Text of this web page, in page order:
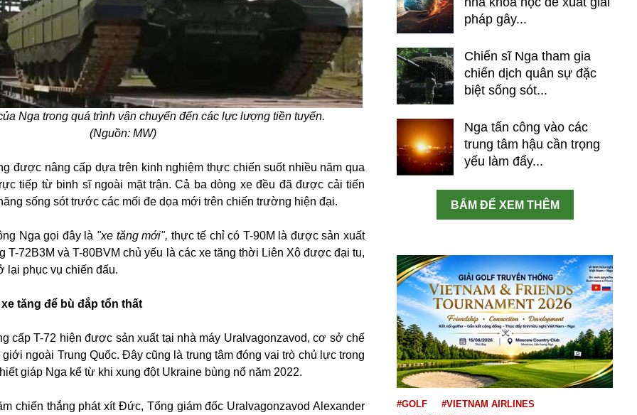
Nga trong quá trình vận chuyển đến các lực lượng tiền tuyến.
(Nguồn: MW)
được nâng cấp dựa trên kinh nghiệm thực chiến suốt nhiều năm qua
tiếp từ binh sĩ ngoài mặt trận. Cả ba dòng xe đều đã được cải tiến
sống sót trước các mối đe dọa mới trên chiến trường hiện đại.
Nga gọi đây là "xe tăng mới", thực tế chỉ có T-90M là được sản xuất
T-72B3M và T-80BVM chủ yếu là các xe tăng thời Liên Xô được đại tu,
lại phục vụ chiến đấu.
tăng để bù đắp tổn thất
cấp T-72 hiện được sản xuất tại nhà máy Uralvagonzavod, cơ sở chế
ngoài Trung Quốc. Đây cũng là trung tâm đóng vai trò chủ lực trong
giáp Nga kể từ khi xung đột Ukraine bùng nổ năm 2022.
chiến thắng phát xít Đức, Tổng giám đốc Uralvagonzavod Alexander
pháp gây...
Chiến sĩ Nga tham gia
chiến dịch quân sự đặc
biệt sống sót...
Nga tấn công vào các
trung tâm hậu cần trọng
yếu làm đẩy...
BẤM ĐỂ XEM THÊM
#GOLF
#VIETNAM AIRLINES